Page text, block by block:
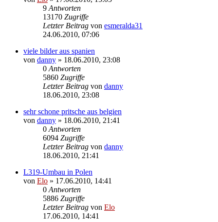
9 Antworten
13170 Zugriffe
Letzter Beitrag von esmeralda31
24.06.2010, 07:06
viele bilder aus spanien
von danny » 18.06.2010, 23:08
0 Antworten
5860 Zugriffe
Letzter Beitrag von danny
18.06.2010, 23:08
sehr schone pritsche aus belgien
von danny » 18.06.2010, 21:41
0 Antworten
6094 Zugriffe
Letzter Beitrag von danny
18.06.2010, 21:41
L319-Umbau in Polen
von Elo » 17.06.2010, 14:41
0 Antworten
5886 Zugriffe
Letzter Beitrag von Elo
17.06.2010, 14:41